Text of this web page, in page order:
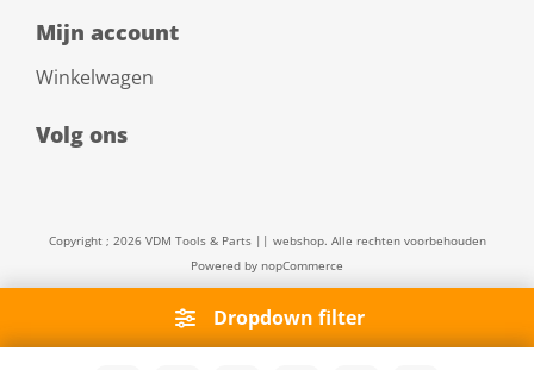
Dropdown filter
Mijn account
Winkelwagen
Volg ons
Copyright ; 2026 VDM Tools & Parts || webshop. Alle rechten voorbehouden
Powered by nopCommerce